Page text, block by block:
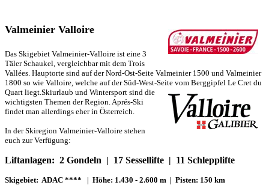
Valmeinier Valloire
Das Skigebiet Valmeinier-Valloire ist eine 3
Täler Schaukel, vergleichbar mit dem Trois
Vallées. Hauptorte sind auf der Nord-Ost-Seite Valmeinier 1500 und Valmeinier
1800 so wie Valloire, welche auf der Süd-West-Seite vom Berggipfel Le Cret du
Quart liegt.Skiurlaub und Wintersport sind die
wichtigsten Themen der Region. Aprés-Ski
findet man allerdings eher in Österreich.
In der Skiregion Valmeinier-Valloire stehen
euch zur Verfügung:
Liftanlagen: 2 Gondeln | 17 Sessellifte | 11 Schlepplifte
Skigebiet: ADAC **** | Höhe: 1.430 - 2.600 m | Pisten: 150 km